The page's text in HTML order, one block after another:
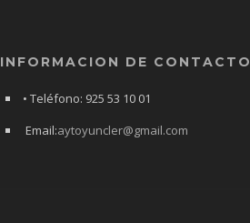
INFORMACION DE CONTACTO
• Teléfono: 925 53 10 01
Email:aytoyuncler@gmail.com